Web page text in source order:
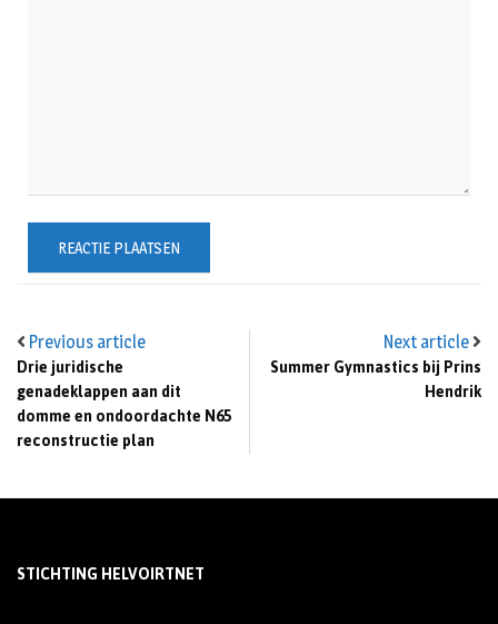
Previous article
Drie juridische
genadeklappen aan dit
domme en ondoordachte N65
reconstructie plan
Next article
Summer Gymnastics bij Prins
Hendrik
STICHTING HELVOIRTNET